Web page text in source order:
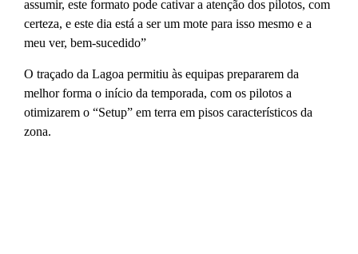
assumir, este formato pode cativar a atenção dos pilotos, com
certeza, e este dia está a ser um mote para isso mesmo e a
meu ver, bem-sucedido”
O traçado da Lagoa permitiu às equipas prepararem da
melhor forma o início da temporada, com os pilotos a
otimizarem o “Setup” em terra em pisos característicos da
zona.